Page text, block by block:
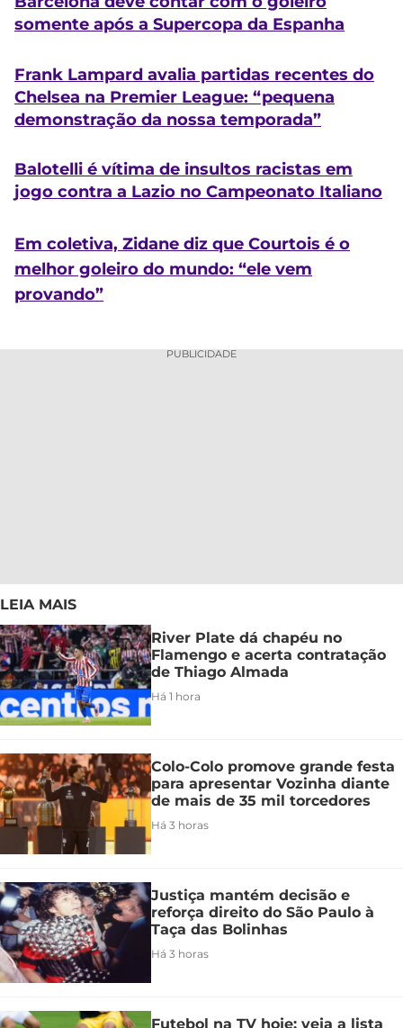
somente após a Supercopa da Espanha
Frank Lampard avalia partidas recentes do
Chelsea na Premier League: “pequena
demonstração da nossa temporada”
Balotelli é vítima de insultos racistas em
jogo contra a Lazio no Campeonato Italiano
Em coletiva, Zidane diz que Courtois é o
melhor goleiro do mundo: “ele vem
provando”
PUBLICIDADE
LEIA MAIS
River Plate dá chapéu no
Flamengo e acerta contratação
de Thiago Almada
Há 1 hora
Colo-Colo promove grande festa
para apresentar Vozinha diante
de mais de 35 mil torcedores
Há 3 horas
Justiça mantém decisão e
reforça direito do São Paulo à
Taça das Bolinhas
Há 3 horas
Futebol na TV hoje: veja a lista